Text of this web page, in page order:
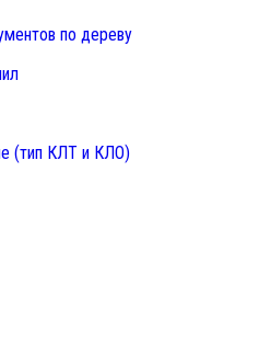
по дереву
(тип КЛТ и КЛО)